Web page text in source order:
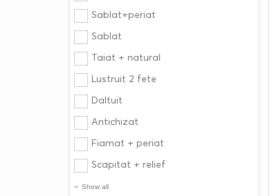
Sablat+periat
Sablat
Taiat + natural
Lustruit 2 fete
Daltuit
Antichizat
Fiamat + periat
Scapitat + relief
Show all